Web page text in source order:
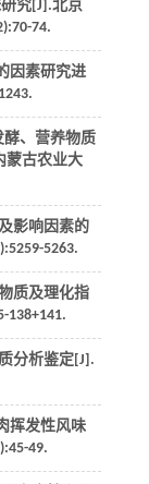
究[J].北京
74.
因素研究进
、营养物质
蒙古农业大
影响因素的
5263.
质及理化指
138+141.
分析鉴定[J].
挥发性风味
49.